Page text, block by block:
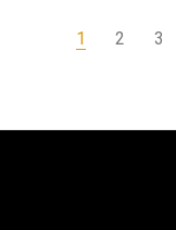
1 2 3